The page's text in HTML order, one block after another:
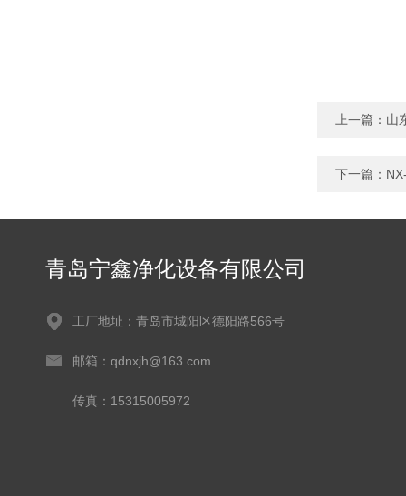
上一篇： 山
下一篇：
青岛宁鑫净化设备有限公司
工厂地址：青岛市城阳区德阳路566号
邮箱：qdnxjh@163.com
传真：15315005972